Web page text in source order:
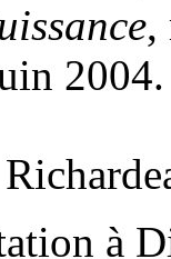
,
2004.
à